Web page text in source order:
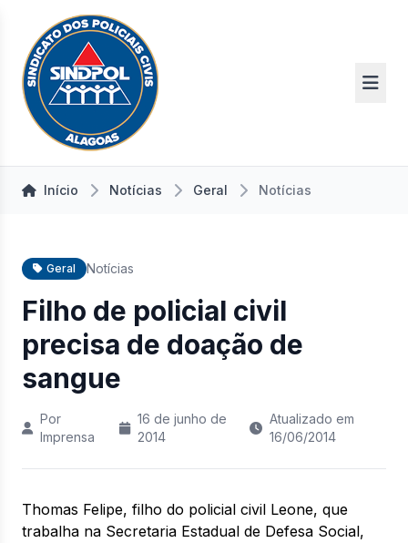
Início Notícias Geral Notícias
Geral Notícias
Filho de policial civil
precisa de doação de
sangue
Por
Imprensa
16 de junho de
2014
Atualizado em
16/06/2014
Thomas Felipe, filho do policial civil Leone, que
trabalha na Secretaria Estadual de Defesa Social,